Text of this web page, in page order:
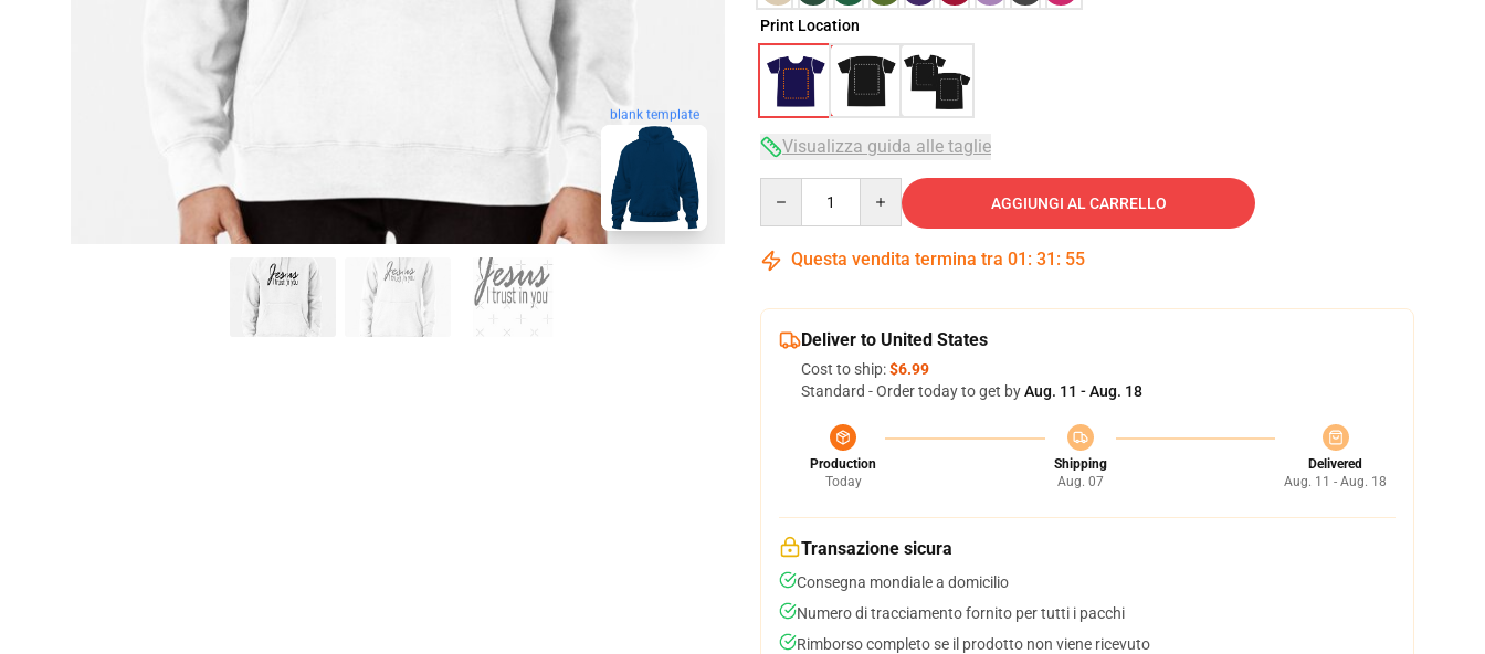
blank template
Print Location
Visualizza guida alle taglie
AGGIUNGI AL CARRELLO
Questa vendita termina tra 01 : 31 : 54
Deliver to United States
Cost to ship:$6.99
Standard - Order today to get byAug. 11 - Aug. 18
Production
Today
Shipping
Aug. 07
Delivered
Aug. 11 - Aug. 18
Transazione sicura
Consegna mondiale a domicilio
Numero di tracciamento fornito per tutti i pacchi
Rimborso completo se il prodotto non viene ricevuto